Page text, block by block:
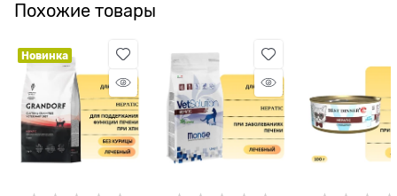
Похожие товары
Новинка